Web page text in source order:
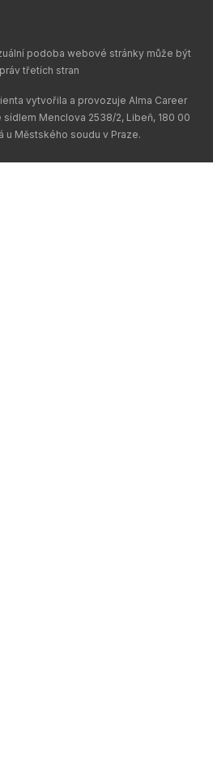
podoba webové stránky může být
třetích stran
vytvořila a provozuje Alma Career
sídlem Menclova 2538/2, Libeň, 180 00
u Městského soudu v Praze.